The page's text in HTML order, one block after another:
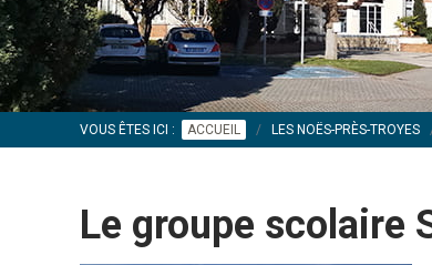
VOUS ÊTES ICI : ACCUEIL LES NOËS-PRÈS-TROYES
Le groupe scolaire